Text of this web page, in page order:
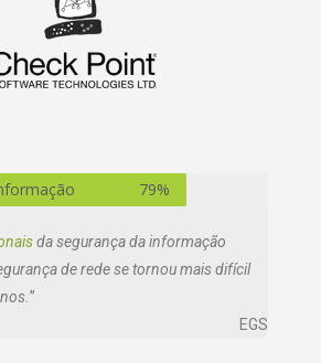
79%
da segurança da informação
de rede se tornou mais difícil
”
EGS